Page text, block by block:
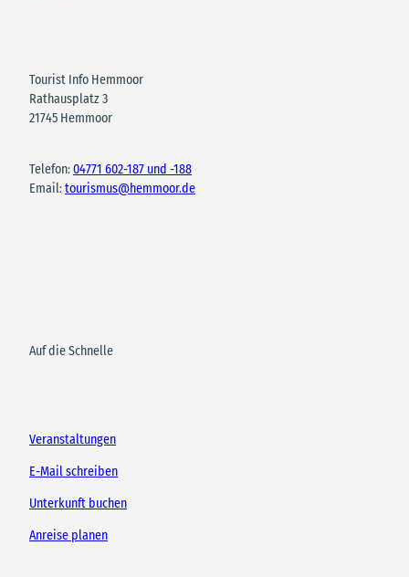
Tourist Info Hemmoor
Rathausplatz 3
21745 Hemmoor
Telefon:04771 602-187 und -188
Email:tourismus@hemmoor.de
Auf die Schnelle
Veranstaltungen
E-Mail schreiben
Unterkunft buchen
Anreise planen